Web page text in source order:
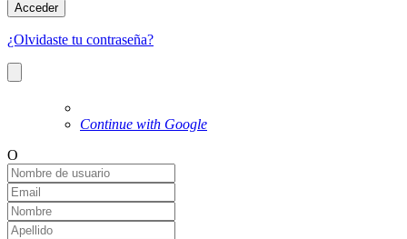
Acceder
¿Olvidaste tu contraseña?
Continue with Google
O